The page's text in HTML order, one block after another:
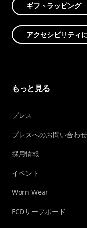
ギフトラッピング
アクセシビリティ
もっと見る
プレス
プレスへのお問い合わせ
採用情報
イベント
Worn Wear
FCDサーフボード